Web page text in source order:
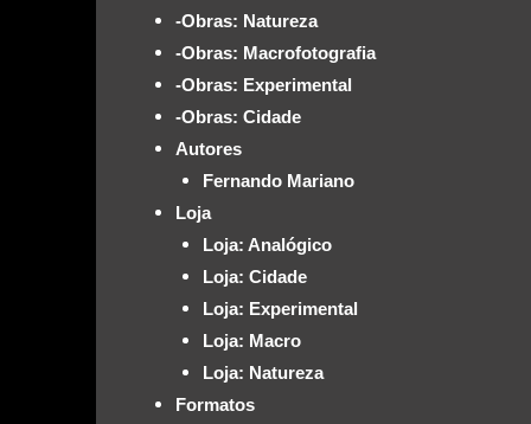
-Obras: Natureza
-Obras: Macrofotografia
-Obras: Experimental
-Obras: Cidade
Autores
Fernando Mariano
Loja
Loja: Analógico
Loja: Cidade
Loja: Experimental
Loja: Macro
Loja: Natureza
Formatos